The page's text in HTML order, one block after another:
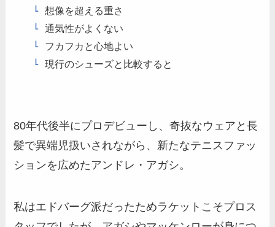
想像を超える重さ
通気性がよくない
フカフカと心地よい
現行のシューズと比較すると
80年代後半にプロデビューし、奇抜なウェアと長
髪で異端児扱いされながら、新たなテニスファッ
ションを広めたアンドレ・アガシ。
私はエドバーグ派だったためラケットこそプロス